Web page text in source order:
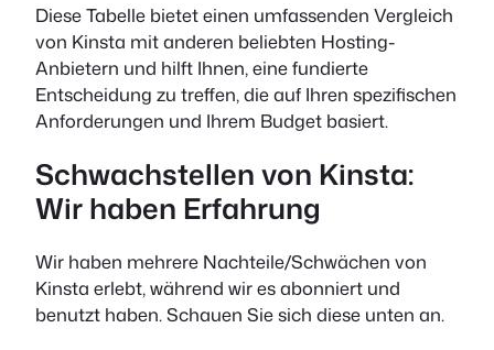
Diese Tabelle bietet einen umfassenden Vergleich
von Kinsta mit anderen beliebten Hosting-
Anbietern und hilft Ihnen, eine fundierte
Entscheidung zu treffen, die auf Ihren spezifischen
Anforderungen und Ihrem Budget basiert.
Schwachstellen von Kinsta:
Wir haben Erfahrung
Wir haben mehrere Nachteile/Schwächen von
Kinsta erlebt, während wir es abonniert und
benutzt haben. Schauen Sie sich diese unten an.